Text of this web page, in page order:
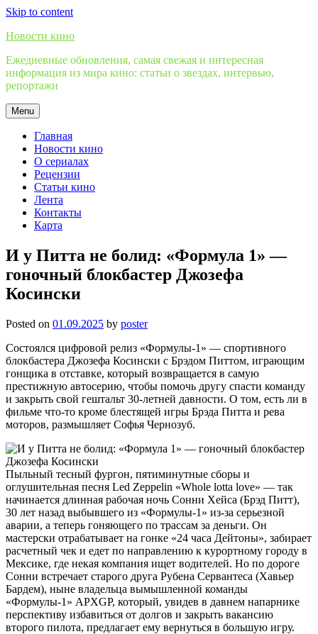
Skip to content
Новости кино
Ежедневные обновления, самая свежая и интересная
информация из мира кино: статьи о звездах, интервью,
репортажи
Menu
Главная
Новости кино
О сериалах
Рецензии
Статьи кино
Лента
Контакты
Карта
И у Питта не болид: «Формула 1» —
гоночный блокбастер Джозефа
Косински
Posted on 01.09.2025 by poster
Состоялся цифровой релиз «Формулы-1» — спортивного
блокбастера Джозефа Косински с Брэдом Питтом, играющим
гонщика в отставке, который возвращается в самую
престижную автосерию, чтобы помочь другу спасти команду
и закрыть свой гештальт 30-летней давности. О том, есть ли в
фильме что-то кроме блестящей игры Брэда Питта и рева
моторов, размышляет Софья Чернозуб.
Пыльный тесный фургон, пятиминутные сборы и
оглушительная песня Led Zeppelin «Whole lotta love» — так
начинается длинная рабочая ночь Сонни Хейса (Брэд Питт),
30 лет назад выбывшего из «Формулы-1» из-за серьезной
аварии, а теперь гоняющего по трассам за деньги. Он
мастерски отрабатывает на гонке «24 часа Дейтоны», забирает
расчетный чек и едет по направлению к курортному городу в
Мексике, где некая компания ищет водителей. Но по дороге
Сонни встречает старого друга Рубена Сервантеса (Хавьер
Бардем), ныне владельца вымышленной команды
«Формулы-1» APXGP, который, увидев в давнем напарнике
перспективу избавиться от долгов и закрыть вакансию
второго пилота, предлагает ему вернуться в большую игру.